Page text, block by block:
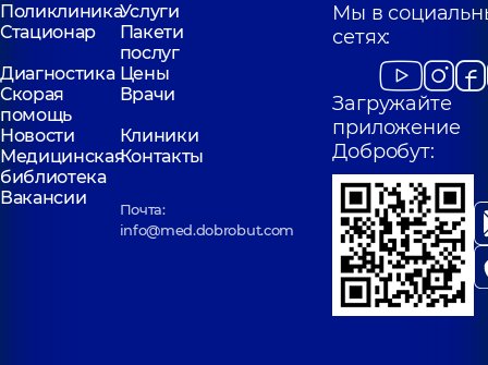
ПоликлиникаУслуги
Стационар
Пакети
послуг
Диагностика Цены
Скорая
помощь
Врачи
Новости
Клиники
Медицинская
библиотека
Контакты
Вакансии
Почта:
info@med.dobrobut.com
Мы в
сетях:
Загружайте
приложение
Добробут: